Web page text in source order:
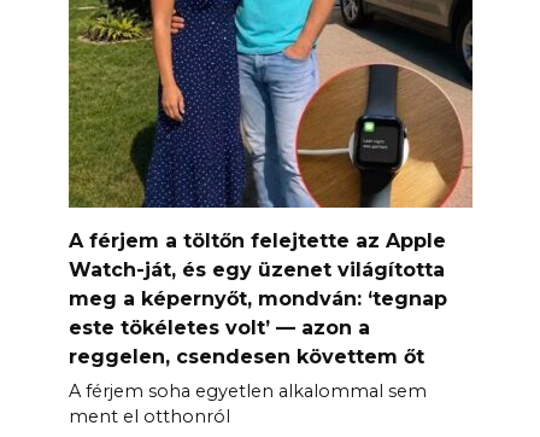
A férjem a töltőn felejtette az Apple
Watch-ját, és egy üzenet világította
meg a képernyőt, mondván: ‘tegnap
este tökéletes volt’ — azon a
reggelen, csendesen követtem őt
A férjem soha egyetlen alkalommal sem
ment el otthonról